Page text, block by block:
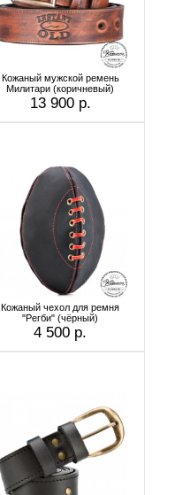
Кожаный мужской ремень
Милитари (коричневый)
13 900 р.
Кожаный чехол для ремня
"Регби" (чёрный)
4 500 р.